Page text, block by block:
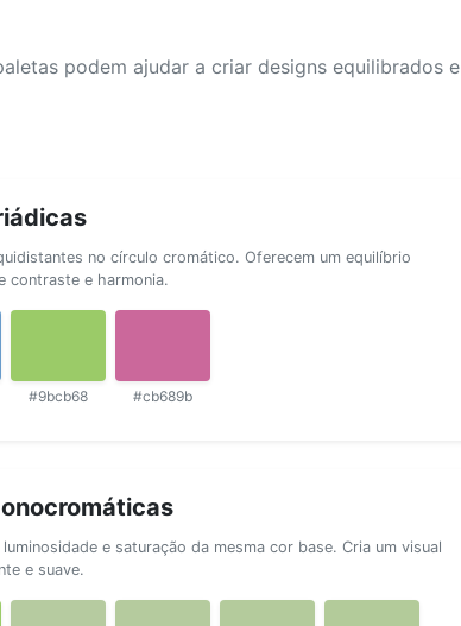
podem ajudar a criar designs equilibrados e
no círculo cromático. Oferecem um equilíbrio
contraste e harmonia.
#9bcb68 #cb689b
e saturação da mesma cor base. Cria um visual
e suave.